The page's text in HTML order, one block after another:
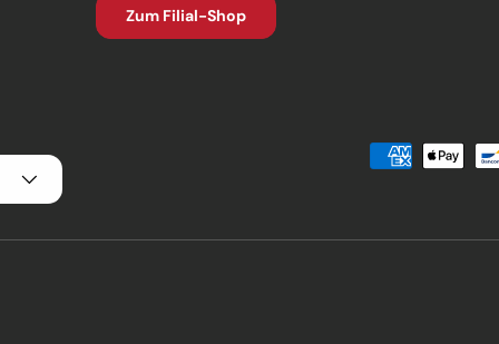
Zum Filial-Shop
Zahlungsmethoden